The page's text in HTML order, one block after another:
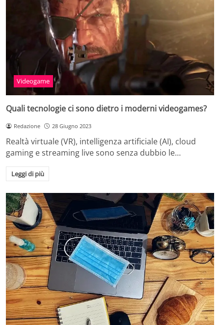
Videogame
Quali tecnologie ci sono dietro i moderni videogames?
Redazione 28 Giugno 2023
Realtà virtuale (VR), intelligenza artificiale (AI), cloud
gaming e streaming live sono senza dubbio le…
Leggi di più